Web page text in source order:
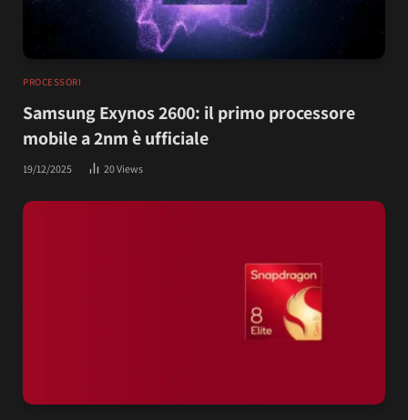
PROCESSORI
Samsung Exynos 2600: il primo processore
mobile a 2nm è ufficiale
19/12/2025 20Views